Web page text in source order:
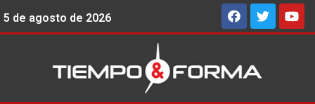
5 de agosto de 2026